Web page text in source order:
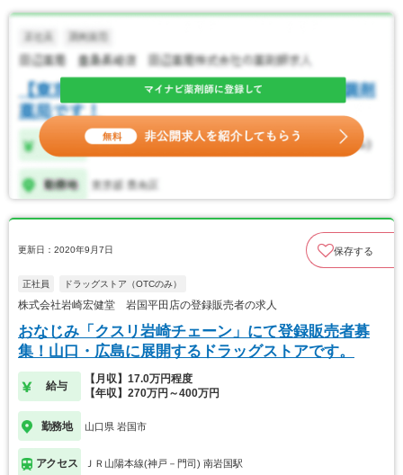
更新日：2020年9月7日 保存する
正社員 ドラッグストア（OTCのみ）
株式会社岩崎宏健堂 岩国平田店の登録販売者の求人
おなじみ「クスリ岩崎チェーン」にて登録販売者募
集！山口・広島に展開するドラッグストアです。
給与
【月収】17.0万円程度
【年収】270万円～400万円
勤務地 山口県 岩国市
アクセス ＪＲ山陽本線(神戸－門司) 南岩国駅